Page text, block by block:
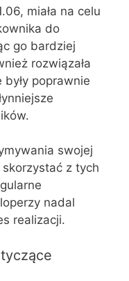
miała na celu
do
go bardziej
rozwiązała
poprawnie
swojej
z tych
nadal
realizacji.